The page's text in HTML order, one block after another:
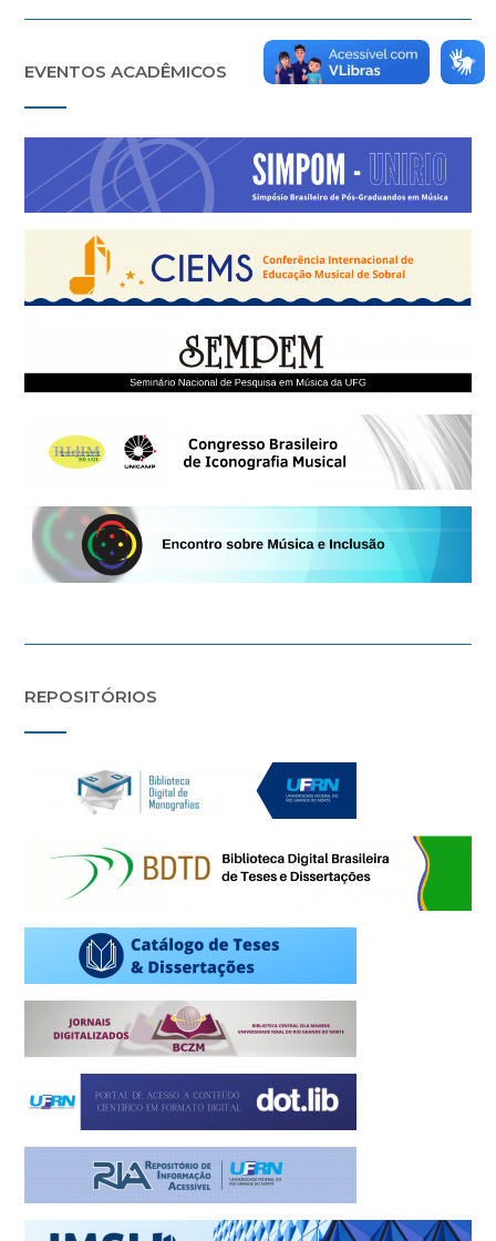
EVENTOS ACADÊMICOS
REPOSITÓRIOS